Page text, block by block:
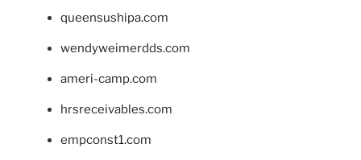
queensushipa.com
wendyweimerdds.com
ameri-camp.com
hrsreceivables.com
empconst1.com